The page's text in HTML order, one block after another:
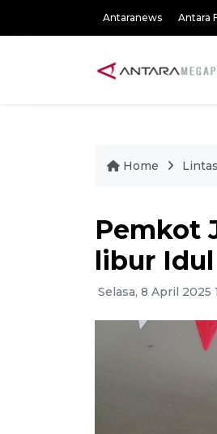
Antaranews Antara
Home
Pemkot
libur
Selasa, 8 April 2025